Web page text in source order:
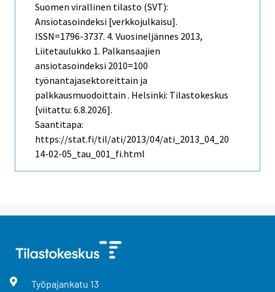
Suomen virallinen tilasto (SVT):
Ansiotasoindeksi [verkkojulkaisu].
ISSN=1796-3737. 4. Vuosineljännes 2013,
Liitetaulukko 1. Palkansaajien
ansiotasoindeksi 2010=100
työnantajasektoreittain ja
palkkausmuodoittain . Helsinki: Tilastokeskus
[viitattu: 6.8.2026].
Saantitapa:
https://stat.fi/til/ati/2013/04/ati_2013_04_20
14-02-05_tau_001_fi.html
Työpajankatu 13